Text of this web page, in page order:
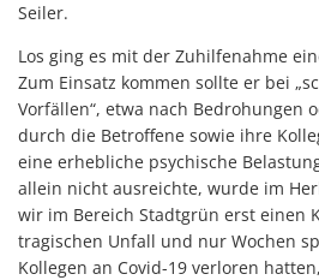
Seiler.
Los ging es mit der Zuhilfenahme
Zum Einsatz kommen sollte er bei
Vorfällen“, etwa nach Bedrohungen
durch die Betroffene sowie ihre
eine erhebliche psychische
allein nicht ausreichte, wurde im
wir im Bereich Stadtgrün erst einen
tragischen Unfall und nur Wochen
Kollegen an Covid-19 verloren